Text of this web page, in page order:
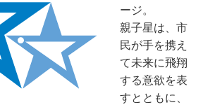
ージ。
親子星は、市
民が手を携え
て未来に飛翔
する意欲を表
すとともに、